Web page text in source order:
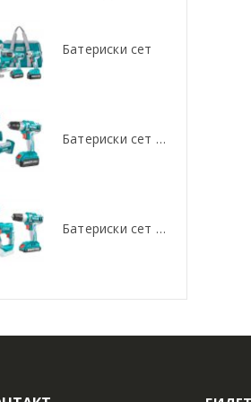
Батериски сет
Батериски сет Брусалица и Бормашина 20V
Батериски сет Ротирачки Чекан и Бормашина 20V